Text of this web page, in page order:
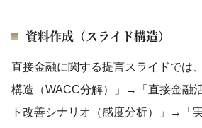
資料作成（スライド構造）
直接金融に関する提言スライドでは
構造（WACC分解）」→「直接金融
ト改善シナリオ（感度分析）」→「